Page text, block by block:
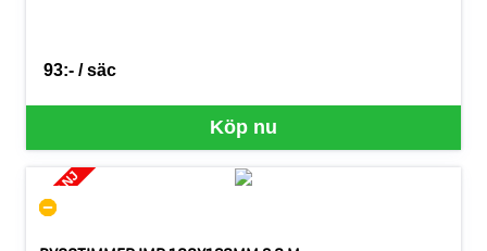
Köp nu
93:- / säc
SEK per SÄC
KAMPANJ